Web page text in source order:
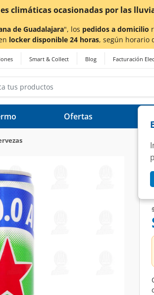
lluvias,los tiempos de entregapodrían
de Guadalajara", los pedidos a domicilio
locker disponible 24 horas, según horario
Smart & Collect Blog Facturación
Ofertas